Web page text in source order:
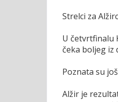
Strelci za
U četvrtfinalu
čeka boljeg iz
Poznata su
Alžir je